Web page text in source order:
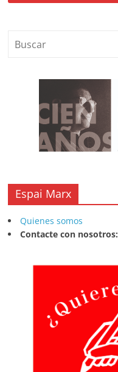
Espai Marx
Quienes somos
Contacte con nosotros: